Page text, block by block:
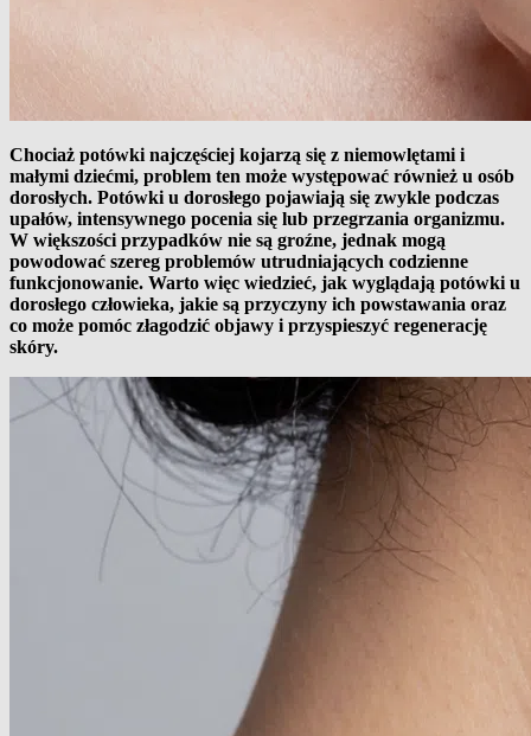
Chociaż potówki najczęściej kojarzą się z niemowlętami i
małymi dziećmi, problem ten może występować również u osób
dorosłych. Potówki u dorosłego pojawiają się zwykle podczas
upałów, intensywnego pocenia się lub przegrzania organizmu.
W większości przypadków nie są groźne, jednak mogą
powodować szereg problemów utrudniających codzienne
funkcjonowanie. Warto więc wiedzieć, jak wyglądają potówki u
dorosłego człowieka, jakie są przyczyny ich powstawania oraz
co może pomóc złagodzić objawy i przyspieszyć regenerację
skóry.